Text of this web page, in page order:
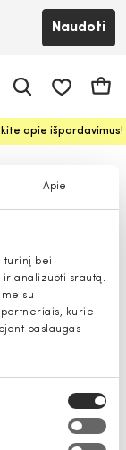
Apie
turinį bei
ir analizuoti srautą.
su
kurie
paslaugas
Naudoti
apie išpardavimus!